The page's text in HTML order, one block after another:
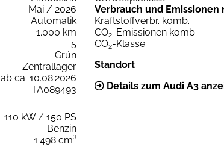
Mai / 2026
Automatik
1.000 km
5
Grün
Zentrallager
ab ca. 10.08.2026
TA089493
110 kW / 150 PS
Benzin
1.498 cm³
Verbrauch und Emissionen
Kraftstoffverbr. komb.
CO2-Emissionen komb.
CO2-Klasse
Standort
Details zum Audi A3